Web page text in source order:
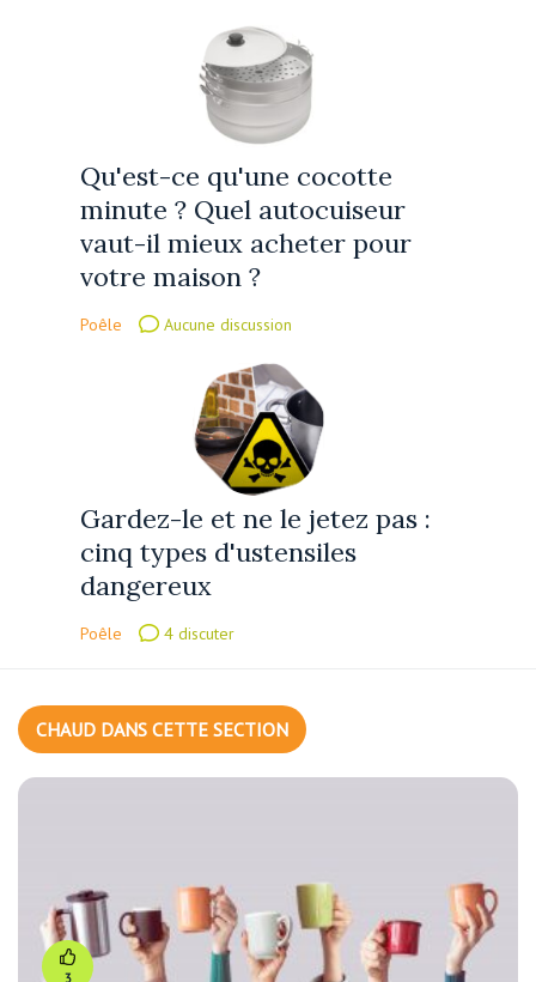
Qu'est-ce qu'une cocotte
minute ? Quel autocuiseur
vaut-il mieux acheter pour
votre maison ?
Poêle Aucune discussion
Gardez-le et ne le jetez pas :
cinq types d'ustensiles
dangereux
Poêle 4 discuter
CHAUD DANS CETTE SECTION
3